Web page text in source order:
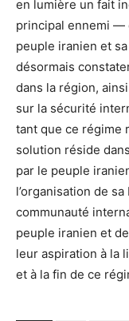
en lumière un fait
principal ennemi —
peuple iranien et
désormais
dans la région,
sur la sécurité
tant que ce régime
solution réside
par le peuple
l’organisation de
communauté
peuple iranien et
leur aspiration à la
et à la fin de ce